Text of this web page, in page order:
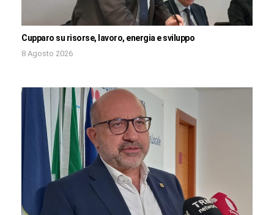
Cupparo su risorse, lavoro, energia e sviluppo
8 Agosto 2026